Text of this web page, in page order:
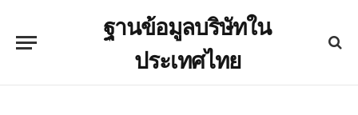
ฐานข้อมูลบริษัทใน
ประเทศไทย